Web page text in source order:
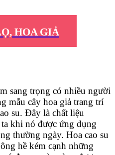
HOA GIẢ
sang trọng có nhiều người
mẫu cây hoa giả trang trí
su. Đây là chất liệu
khi nó được ứng dụng
thường ngày. Hoa cao su
hề kém cạnh những